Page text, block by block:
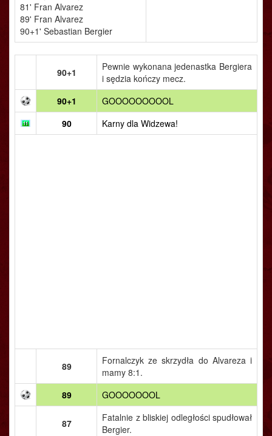
81' Fran Alvarez
89' Fran Alvarez
90+1' Sebastian Bergier
90+1
Pewnie wykonana jedenastka Bergiera
i sędzia kończy mecz.
90+1
GOOOOOOOOOL
90
Karny dla Widzewa!
89
Fornalczyk ze skrzydła do Alvareza i
mamy 8:1.
89
GOOOOOOOL
87
Fatalnie z bliskiej odległości spudłował
Bergier.